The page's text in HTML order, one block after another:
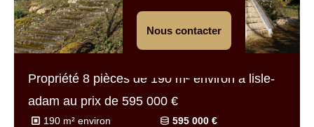
Nous contacter
Propriété 8 pièces de 190 m² environ à lisle-
adam au prix de 595 000 €
190 m² environ
595 000 €